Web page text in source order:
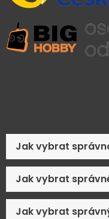
Jak vybrat
Jak vybrat
Jak vybrat